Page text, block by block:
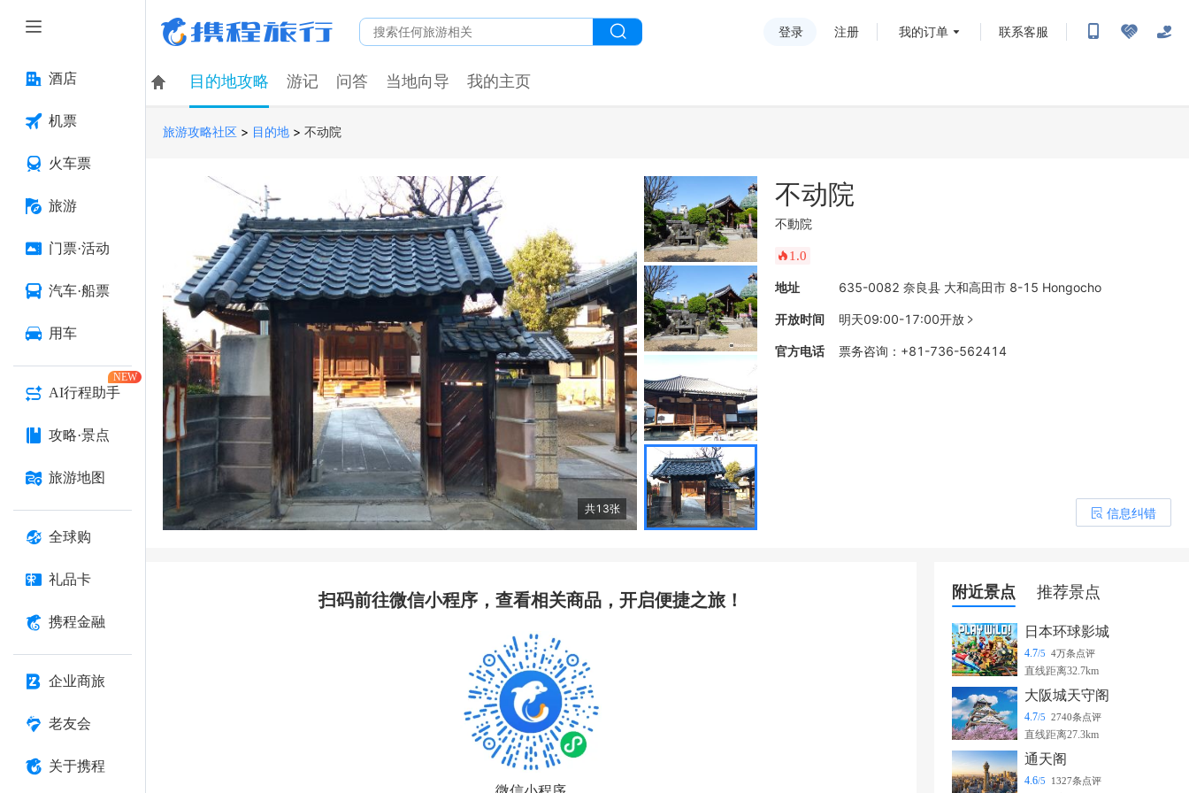
酒店
机票
火车票
旅游
门票·活动
汽车·船票
用车
AI行程助手
NEW
攻略·景点
旅游地图
全球购
礼品卡
携程金融
企业商旅
老友会
关于携程
登录 注册 我的订单 联系客服
目的地攻略 游记 问答 当地向导 我的主页
旅游攻略社区 > 目的地 > 不动院
共13张
不动院
不動院
󰺂 1.0
地址 635-0082 奈良县 大和高田市 8-15 Hongocho
开放时间 明天09:00-17:00开放 
官方电话 票务咨询 ： +81-736-562414
󰎒 信息纠错
扫码前往微信小程序，查看相关商品，开启便捷之旅！ 附近景点 推荐景点
日本环球影城
4.7/5 4万条点评
直线距离32.7km
大阪城天守阁
4.7/5 2740条点评
直线距离27.3km
通天阁
4.6/5 1327条点评